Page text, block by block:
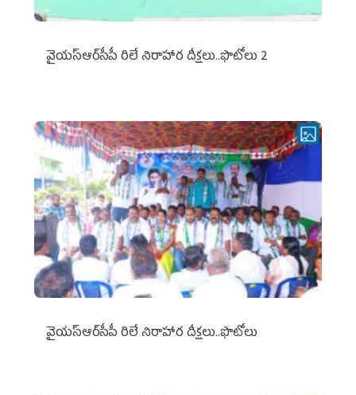
వైయ‌స్ఆర్‌సీపీ రిలే నిరాహార దీక్షలు..ఫొటోలు 2
వైయ‌స్ఆర్‌సీపీ రిలే నిరాహార దీక్షలు..ఫొటోలు